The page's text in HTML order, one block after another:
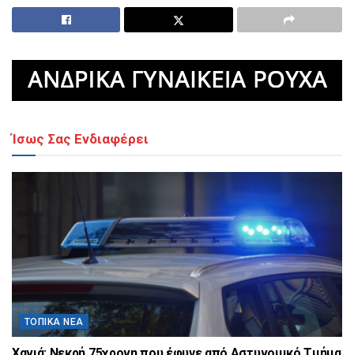
Ίσως Σας Ενδιαφέρει
ΤΟΠΙΚΆ ΝΈΑ